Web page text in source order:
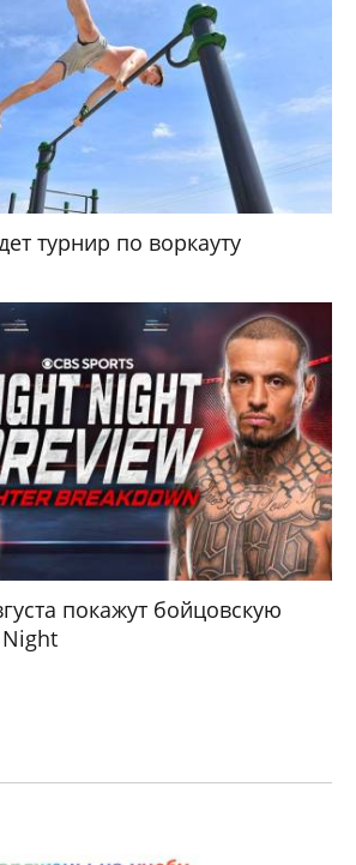
турнир по воркауту
покажут бойцовскую
Night